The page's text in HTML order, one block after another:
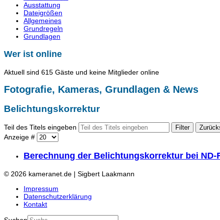
Ausstattung
Dateigrößen
Allgemeines
Grundregeln
Grundlagen
Wer ist online
Aktuell sind 615 Gäste und keine Mitglieder online
Fotografie, Kameras, Grundlagen & News
Belichtungskorrektur
Teil des Titels eingeben Filter
Anzeige #
Berechnung der Belichtungskorrektur bei ND-
© 2026 kameranet.de | Sigbert Laakmann
Impressum
Datenschutzerklärung
Kontakt